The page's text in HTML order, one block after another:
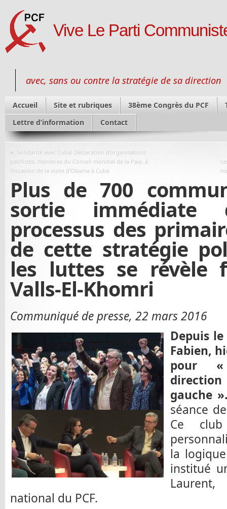
Vive Le Parti
avec, sans ou contre la stratégie de sa direction
Accueil Site et rubriques 38ème Congrès du PCF
Lettre d’information
Contact
« Solidarité avec Cuba! Déclaration d’organisations
pacifistes, membres du Conseil mondial de la Paix, à
l’occasion de la visite d’Obama à Cuba
Plus de 700
sortie
processus des
de cette stratégie
les luttes se révèle
Valls-El-Khomri
Communiqué de presse, 22 mars 2016
Depuis
Fabien,
pour
gauche ».
séance
Ce
la
institué
national du PCF.